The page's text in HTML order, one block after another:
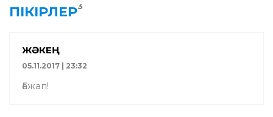
ПІКІРЛЕР3
ЖӘКЕҢ
05.11.2017 | 23:32
Ғажап!